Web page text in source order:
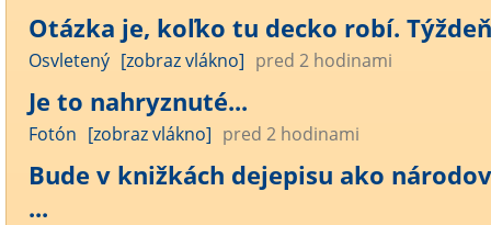
Otázka je, koľko tu decko robí.
Osvletený [zobraz vlákno] pred 2 hodinami
Je to nahryznuté...
Fotón [zobraz vlákno] pred 2 hodinami
Bude v knižkách dejepisu ako
...